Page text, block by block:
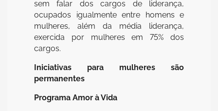
sem falar dos cargos de liderança,
ocupados igualmente entre homens e
mulheres, além da média liderança,
exercida por mulheres em 75% dos
cargos.
Iniciativas para mulheres são
permanentes
Programa Amor à Vida